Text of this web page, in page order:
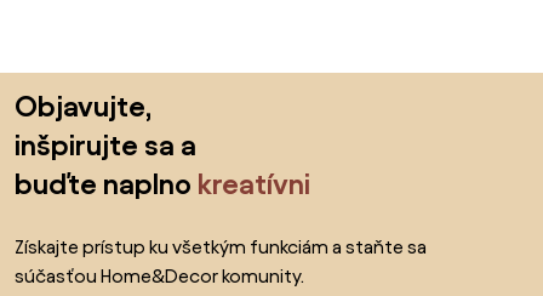
Objavujte,
inšpirujte sa a
buďte naplno kreatívni
Získajte prístup ku všetkým funkciám a staňte sa
súčasťou Home&Decor komunity.